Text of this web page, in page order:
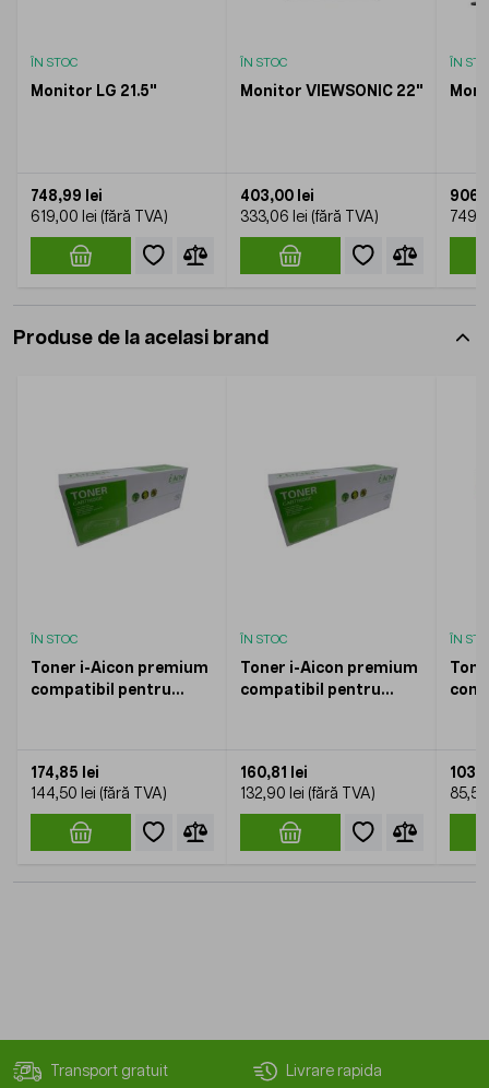
ÎN STOC
Monitor LG 21.5"
748,99 lei
619,00 lei
ÎN STOC
Monitor VIEWSONIC 22"
403,00 lei
333,06 lei
ÎN
Produse de la acelasi brand
ÎN STOC
Toner i-Aicon premium
compatibil pentru
174,85 lei
144,50 lei
ÎN STOC
Toner i-Aicon premium
compatibil pentru
160,81 lei
132,90 lei
ÎN
Transport gratuit Livrare rapida